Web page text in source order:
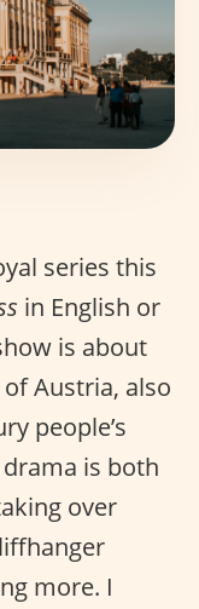
series this
in English or
is about
Austria, also
people’s
is both
over
more. I